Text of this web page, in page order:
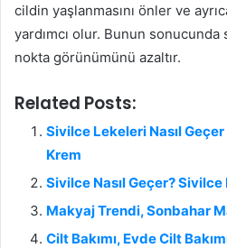
cildin yaşlanmasını önler ve
yardımcı olur. Bunun
nokta görünümünü azaltır.
Related Posts:
Sivilce Lekeleri Nasıl
Krem
Sivilce Nasıl Geçer?
Makyaj Trendi, Sonbahar
Cilt Bakımı, Evde Cilt